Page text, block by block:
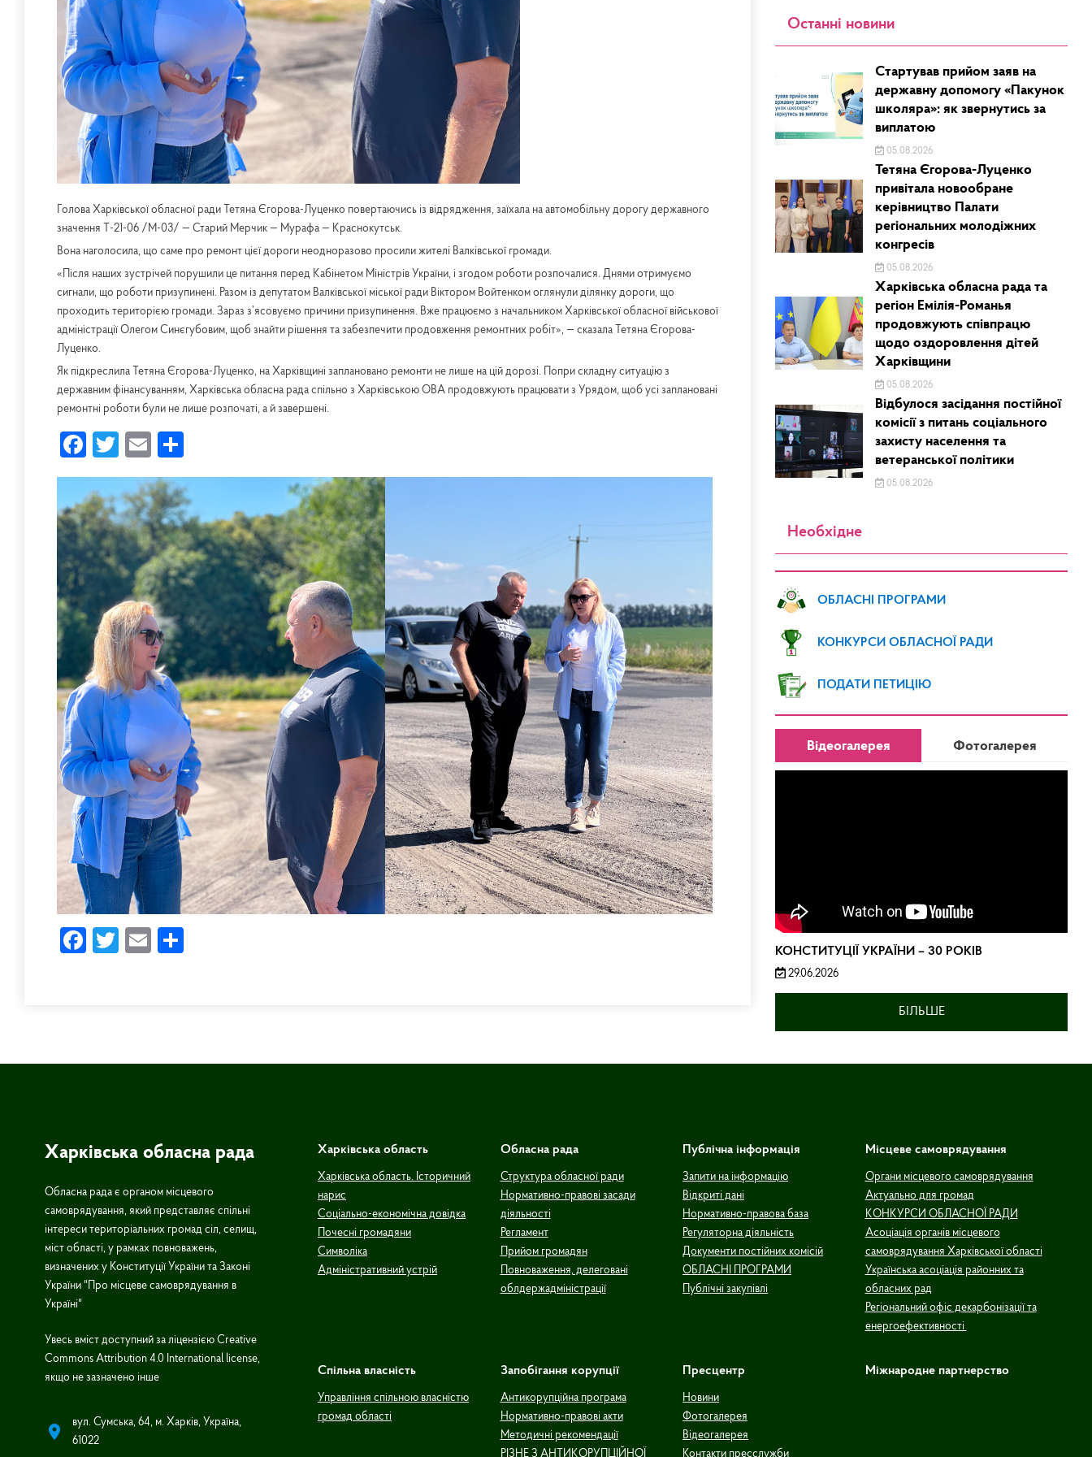
Голова Харківської обласної ради Тетяна Єгорова-Луценко повертаючись із відрядження, заїхала на автомобільну дорогу державного
значення Т-21-06 /М-03/ — Старий Мерчик — Мурафа — Краснокутськ.
Вона наголосила, що саме про ремонт цієї дороги неодноразово просили жителі Валківської громади.
«Після наших зустрічей порушили це питання перед Кабінетом Міністрів України, і згодом роботи розпочалися. Днями отримуємо
сигнали, що роботи призупинені. Разом із депутатом Валківської міської ради Віктором Войтенком оглянули ділянку дороги, що
проходить територією громади. Зараз з’ясовуємо причини призупинення. Вже працюємо з начальником Харківської обласної військової
адміністрації Олегом Синєгубовим, щоб знайти рішення та забезпечити продовження ремонтних робіт», — сказала Тетяна Єгорова-
Луценко.
Як підкреслила Тетяна Єгорова-Луценко, на Харківщині заплановано ремонти не лише на цій дорозі. Попри складну ситуацію з
державним фінансуванням, Харківська обласна рада спільно з Харківською ОВА продовжують працювати з Урядом, щоб усі заплановані
ремонтні роботи були не лише розпочаті, а й завершені.
Facebook
Twitter
Email
Facebook
Twitter
Email
Останні новини
Стартував прийом заяв на
державну допомогу «Пакунок
школяра»: як звернутись за
виплатою
05.08.2026
Тетяна Єгорова-Луценко
привітала новообране
керівництво Палати
регіональних молодіжних
конгресів
05.08.2026
Харківська обласна рада та
регіон Емілія-Романья
продовжують співпрацю
щодо оздоровлення дітей
Харківщини
05.08.2026
Відбулося засідання постійної
комісії з питань соціального
захисту населення та
ветеранської політики
05.08.2026
Необхідне
ОБЛАСНІ ПРОГРАМИ
КОНКУРСИ ОБЛАСНОЇ РАДИ
ПОДАТИ ПЕТИЦІЮ
Відеогалерея Фотогалерея
КОНСТИТУЦІЇ УКРАЇНИ – 30 РОКІВ
29.06.2026
БІЛЬШЕ
Харківська обласна рада
Обласна рада є органом місцевого
самоврядування, який представляє спільні
інтереси територіальних громад сіл, селищ,
міст області, у рамках повноважень,
визначених у Конституції України та Законі
України "Про місцеве самоврядування в
Україні"
Увесь вміст доступний за ліцензією Creative
Commons Attribution 4.0 International license,
якщо не зазначено інше
вул. Сумська, 64, м. Харків, Україна,
61022
Харківська область
Харківська область. Історичний
нарис
Соціально-економічна довідка
Почесні громадяни
Символіка
Адміністративний устрій
Обласна рада
Структура обласної ради
Нормативно-правові засади
діяльності
Регламент
Прийом громадян
Повноваження, делеговані
облдержадміністрації
Публічна інформація
Запити на інформацію
Відкриті дані
Нормативно-правова база
Регуляторна діяльність
Документи постійних комісій
ОБЛАСНІ ПРОГРАМИ
Публічні закупівлі
Місцеве самоврядування
Органи місцевого самоврядування
Актуально для громад
КОНКУРСИ ОБЛАСНОЇ РАДИ
Асоціація органів місцевого
самоврядування Харківської області
Українська асоціація районних та
обласних рад
Регіональний офіс декарбонізації та
енергоефективності
Спільна власність
Управління спільною власністю
громад області
Запобігання корупції
Антикорупційна програма
Нормативно-правові акти
Методичні рекомендації
РІЗНЕ З АНТИКОРУПЦІЙНОЇ
Пресцентр
Новини
Фотогалерея
Відеогалерея
Контакти пресслужби
Міжнародне партнерство